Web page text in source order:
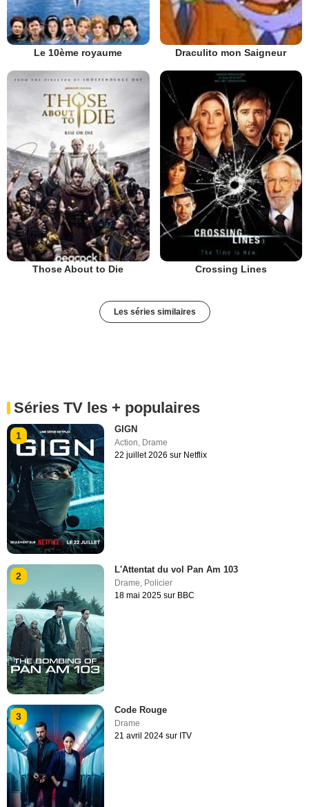
Le 10ème royaume Draculito mon Saigneur
Those About to Die Crossing Lines
Les séries similaires
Séries TV les + populaires
1
GIGN
Action Drame
22 juillet 2026 sur Netflix
2
L'Attentat du vol Pan Am 103
Drame, Policier
18 mai 2025 sur BBC
3
Code Rouge
Drame
21 avril 2024 sur ITV